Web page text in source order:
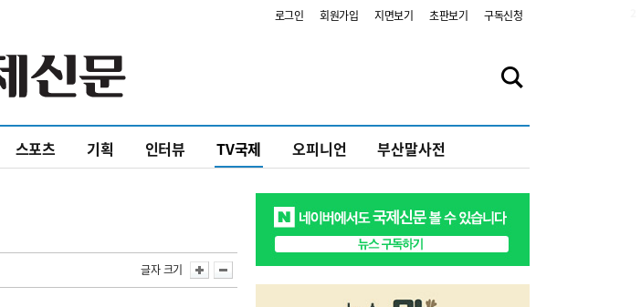
로그인 회원가입 지면보기 초판보기 구독신청
스포츠 기획 인터뷰 TV국제 오피니언 부산말사전
글자 크기